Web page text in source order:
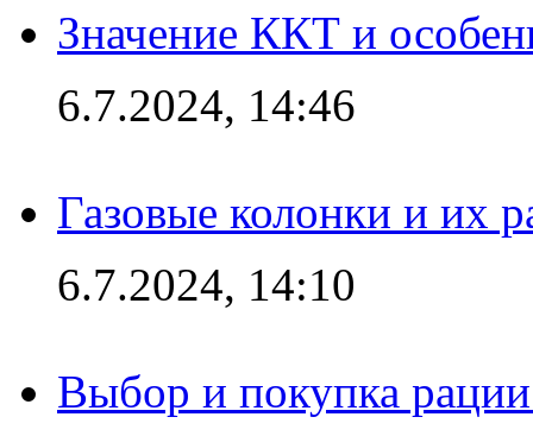
Значение ККТ и
6.7.2024, 14:46
Газовые колонки и их
6.7.2024, 14:10
Выбор и покупка